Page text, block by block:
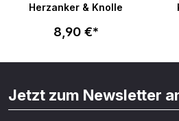
Herzanker & Knolle
8,90 €*
Jetzt zum Newsletter